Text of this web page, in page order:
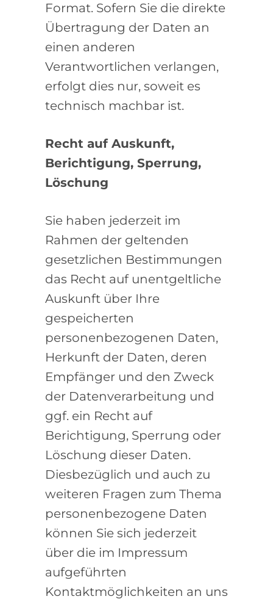
Format. Sofern Sie die direkte
Übertragung der Daten an
einen anderen
Verantwortlichen verlangen,
erfolgt dies nur, soweit es
technisch machbar ist.
Recht auf Auskunft,
Berichtigung, Sperrung,
Löschung
Sie haben jederzeit im
Rahmen der geltenden
gesetzlichen Bestimmungen
das Recht auf unentgeltliche
Auskunft über Ihre
gespeicherten
personenbezogenen Daten,
Herkunft der Daten, deren
Empfänger und den Zweck
der Datenverarbeitung und
ggf. ein Recht auf
Berichtigung, Sperrung oder
Löschung dieser Daten.
Diesbezüglich und auch zu
weiteren Fragen zum Thema
personenbezogene Daten
können Sie sich jederzeit
über die im Impressum
aufgeführten
Kontaktmöglichkeiten an uns